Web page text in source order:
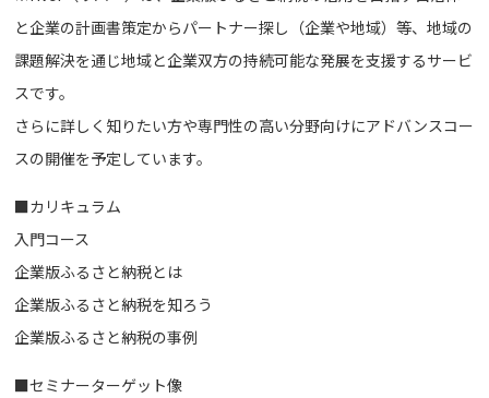
と企業の計画書策定からパートナー探し（企業や地域）等、地域の
課題解決を通じ地域と企業双方の持続可能な発展を支援するサービ
スです。
さらに詳しく知りたい方や専門性の高い分野向けにアドバンスコー
スの開催を予定しています。
■カリキュラム
入門コース
企業版ふるさと納税とは
企業版ふるさと納税を知ろう
企業版ふるさと納税の事例
■セミナーターゲット像